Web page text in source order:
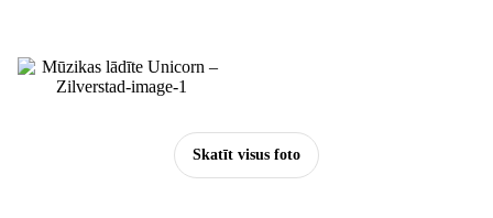
Skatīt visus foto